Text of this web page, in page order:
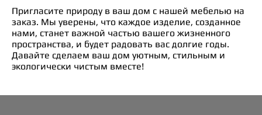
Пригласите природу в ваш дом с нашей мебелью на
заказ. Мы уверены, что каждое изделие, созданное
нами, станет важной частью вашего жизненного
пространства, и будет радовать вас долгие годы.
Давайте сделаем ваш дом уютным, стильным и
экологически чистым вместе!